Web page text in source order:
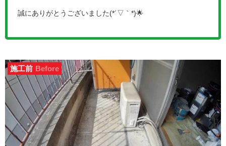
誠にありがとうございました(*´▽｀*)🌟
施工前 Before